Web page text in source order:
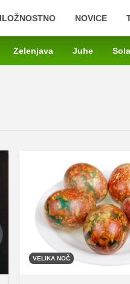
NOVICE
Zelenjava Juhe
VELIKA NOČ